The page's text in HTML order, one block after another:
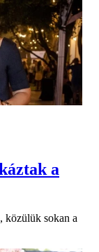
a
közülük sokan a